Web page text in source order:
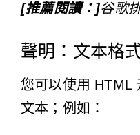
[推薦閱讀：]谷歌
聲明：文本格
您可以使用 HTML
文本；例如：